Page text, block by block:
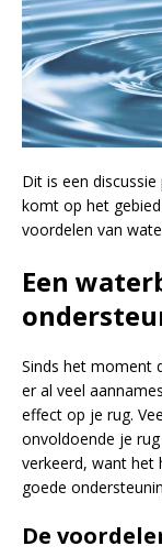
Dit is een
komt op het
voordelen van
Een
Sinds het moment
er al veel
effect op je rug.
onvoldoende je
verkeerd, want het
goede
De